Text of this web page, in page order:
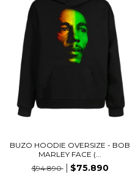
BUZO HOODIE OVERSIZE - BOB
MARLEY FACE (...
$94.890
$75.890